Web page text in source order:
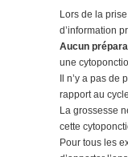
Lors de la
d’information
Aucun
une
Il n’y a pas
rapport au
La grossesse
cette
Pour tous les